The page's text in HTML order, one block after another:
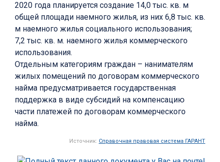
2020 года планируется создание 14,0 тыс. кв. м
общей площади наемного жилья, из них 6,8 тыс. кв.
м наемного жилья социального использования;
7,2 тыс. кв. м. наемного жилья коммерческого
использования.
Отдельным категориям граждан – нанимателям
жилых помещений по договорам коммерческого
найма предусматривается государственная
поддержка в виде субсидий на компенсацию
части платежей по договорам коммерческого
найма.
Источник: Справочная правовая система ГАРАНТ